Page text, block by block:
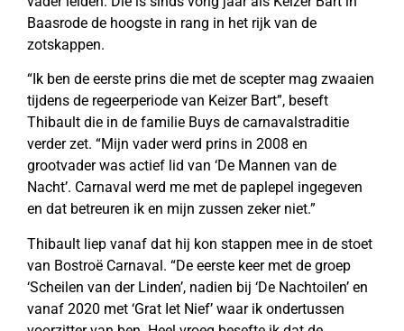
Baasrode de hoogste in rang in het rijk van de
zotskappen.
“Ik ben de eerste prins die met de scepter mag zwaaien
tijdens de regeerperiode van Keizer Bart”, beseft
Thibault die in de familie Buys de carnavalstraditie
verder zet. “Mijn vader werd prins in 2008 en
grootvader was actief lid van ‘De Mannen van de
Nacht’. Carnaval werd me met de paplepel ingegeven
en dat betreuren ik en mijn zussen zeker niet.”
Thibault liep vanaf dat hij kon stappen mee in de stoet
van Bostroë Carnaval. “De eerste keer met de groep
‘Scheilen van der Linden’, nadien bij ‘De Nachtoilen’ en
vanaf 2020 met ‘Grat Iet Nief’ waar ik ondertussen